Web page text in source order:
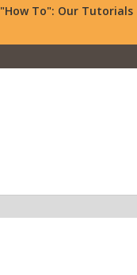
"How To": Our Tutorials